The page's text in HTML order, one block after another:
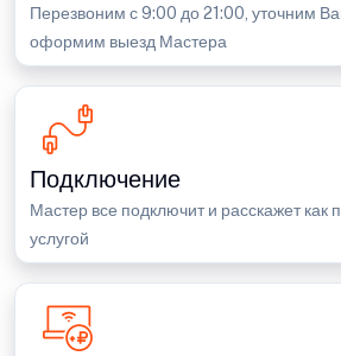
Перезвоним с 9:00 до 21:00, уточним
оформим выезд Мастера
Подключение
Мастер все подключит и расскажет как
услугой